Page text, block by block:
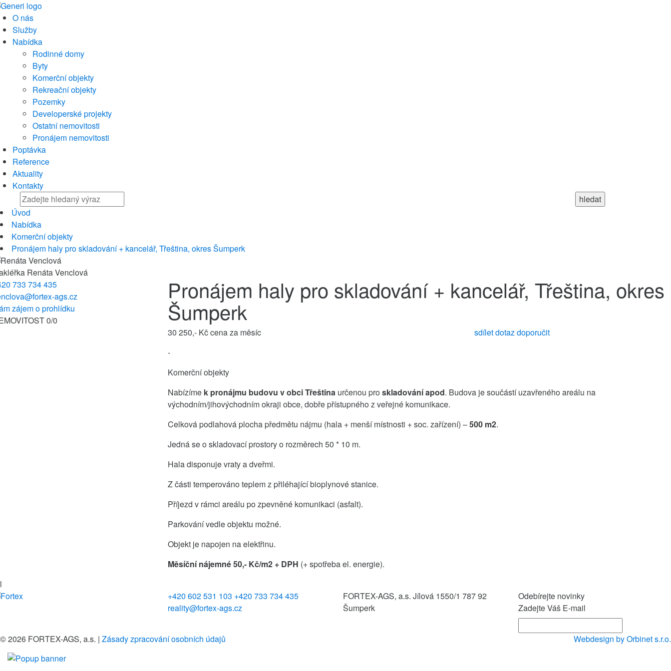
O nás
Služby
Nabídka
Rodinné domy
Byty
Komerční objekty
Rekreační objekty
Pozemky
Developerské projekty
Ostatní nemovitosti
Pronájem nemovitosti
Poptávka
Reference
Aktuality
Kontakty
Úvod
Nabídka
Komerční objekty
Pronájem haly pro skladování + kancelář, Třeština, okres Šumperk
Renáta Venclová
733 734 435
ags.cz
zájem o prohlídku
0/0
Pronájem haly pro skladování + kancelář, Třeština, okres
Šumperk
30 250,- Kčcena za měsíc
-
Komerční objekty
sdíletdotazdoporučit
Nabízíme k pronájmu budovu v obci Třeština určenou proskladování apod. Budova je součástí uzavřeného areálu na
východním/jihovýchodním okraji obce, dobře přístupného z veřejné komunikace.
Celková podlahová plocha předmětu nájmu (hala + menší místnosti + soc. zařízení) –500 m2.
Jedná se o skladovací prostory o rozměrech 50 * 10 m.
Hala disponuje vraty a dveřmi.
Z části temperováno teplem z přiléhající bioplynové stanice.
Příjezd v rámci areálu po zpevněné komunikaci (asfalt).
Parkování vedle objektu možné.
Objekt je napojen na elektřinu.
Měsíční nájemné 50,- Kč/m2 + DPH (+ spotřeba el. energie).
l
+420 602 531 103 +420 733 734 435
reality@fortex-ags.cz
FORTEX-AGS, a.s. Jílová 1550/1 787 92
Šumperk
Odebírejte novinky
Zadejte Váš E-mail
© 2026 FORTEX-AGS, a.s. | Zásady zpracování osobních údajů Webdesign by Orbinet s.r.o.